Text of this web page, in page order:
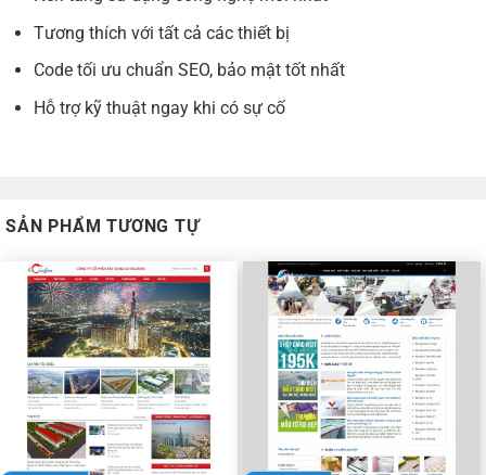
Tương thích với tất cả các thiết bị
Code tối ưu chuẩn SEO, bảo mật tốt nhất
Hỗ trợ kỹ thuật ngay khi có sự cố
SẢN PHẨM TƯƠNG TỰ